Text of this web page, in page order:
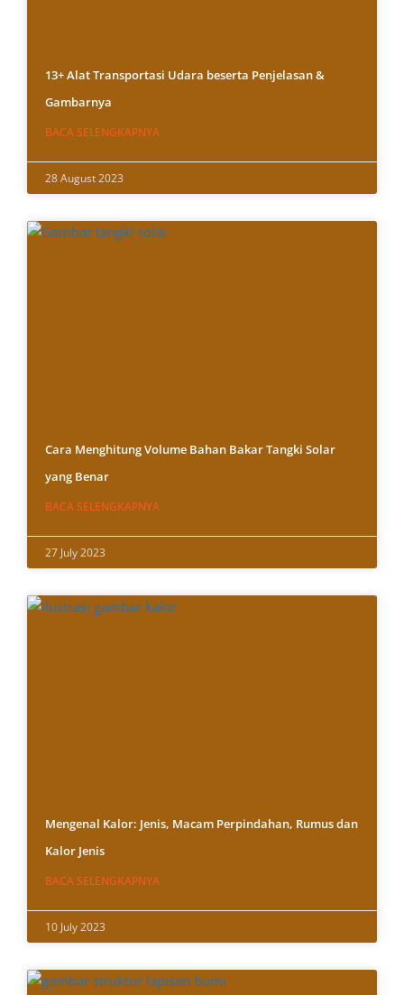
13+ Alat Transportasi Udara beserta Penjelasan &
Gambarnya
BACA SELENGKAPNYA
28 August 2023
Cara Menghitung Volume Bahan Bakar Tangki Solar
yang Benar
BACA SELENGKAPNYA
27 July 2023
Mengenal Kalor: Jenis, Macam Perpindahan, Rumus dan
Kalor Jenis
BACA SELENGKAPNYA
10 July 2023